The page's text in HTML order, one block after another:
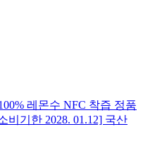
레몬수 NFC 착즙 정품
비기한 2028. 01.12] 국산